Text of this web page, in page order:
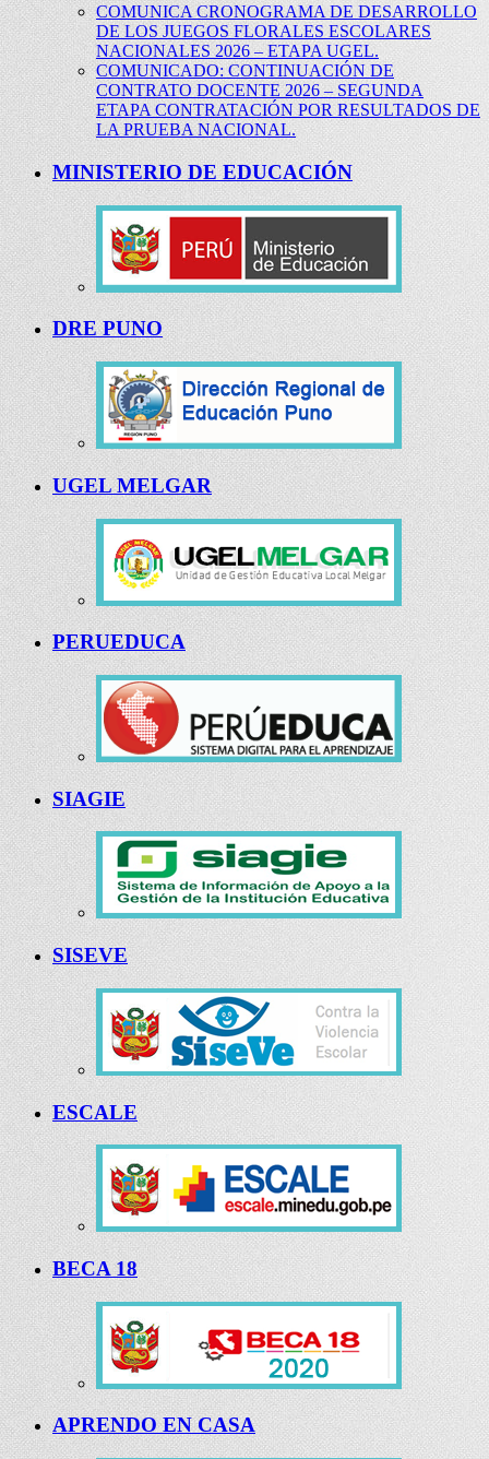
COMUNICA CRONOGRAMA DE DESARROLLO
DE LOS JUEGOS FLORALES ESCOLARES
NACIONALES 2026 – ETAPA UGEL.
COMUNICADO: CONTINUACIÓN DE
CONTRATO DOCENTE 2026 – SEGUNDA
ETAPA CONTRATACIÓN POR RESULTADOS DE
LA PRUEBA NACIONAL.
MINISTERIO DE EDUCACIÓN
DRE PUNO
UGEL MELGAR
PERUEDUCA
SIAGIE
SISEVE
ESCALE
BECA 18
APRENDO EN CASA